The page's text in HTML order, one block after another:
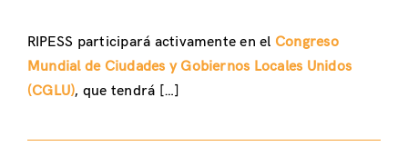
RIPESS participará activamente en el Congreso
Mundial de Ciudades y Gobiernos Locales Unidos
(CGLU), que tendrá […]